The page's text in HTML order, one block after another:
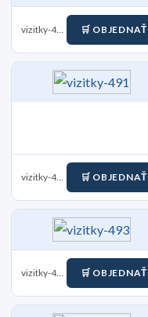
vizitky-489 🛒 OBJEDNAŤ
vizitky-491 🛒 OBJEDNAŤ
vizitky-493 🛒 OBJEDNAŤ